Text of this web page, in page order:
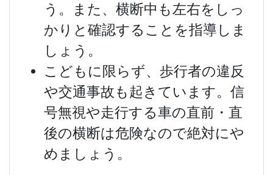
う。また、横断中も左右をしっ
かりと確認することを指導しま
しょう。
こどもに限らず、歩行者の違反
や交通事故も起きています。信
号無視や走行する車の直前・直
後の横断は危険なので絶対にや
めましょう。